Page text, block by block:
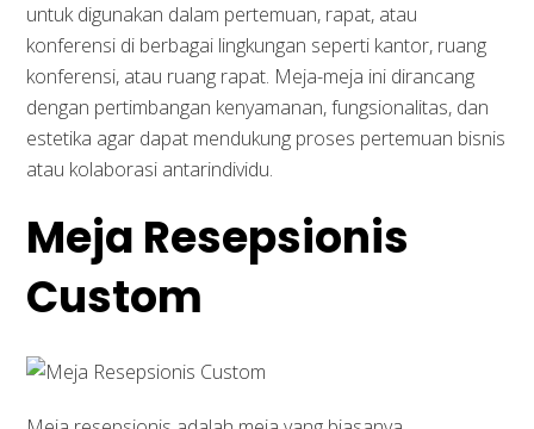
untuk digunakan dalam pertemuan, rapat, atau
konferensi di berbagai lingkungan seperti kantor, ruang
konferensi, atau ruang rapat. Meja-meja ini dirancang
dengan pertimbangan kenyamanan, fungsionalitas, dan
estetika agar dapat mendukung proses pertemuan bisnis
atau kolaborasi antarindividu.
Meja Resepsionis
Custom